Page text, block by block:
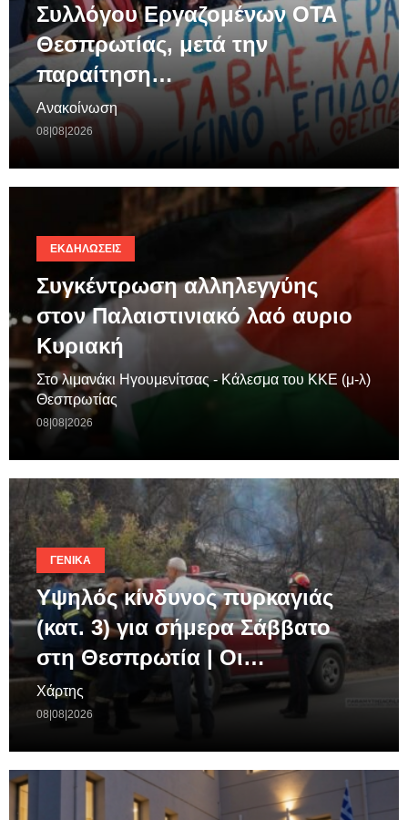
Συλλόγου Εργαζομένων ΟΤΑ
Θεσπρωτίας, μετά την
παραίτηση…
Ανακοίνωση
08|08|2026
ΕΚΔΗΛΏΣΕΙΣ
Συγκέντρωση αλληλεγγύης
στον Παλαιστινιακό λαό αυριο
Κυριακή
Στο λιμανάκι Ηγουμενίτσας - Κάλεσμα του ΚΚΕ (μ-λ)
Θεσπρωτίας
08|08|2026
ΓΕΝΙΚΆ
Υψηλός κίνδυνος πυρκαγιάς
(κατ. 3) για σήμερα Σάββατο
στη Θεσπρωτία | Οι…
Χάρτης
08|08|2026